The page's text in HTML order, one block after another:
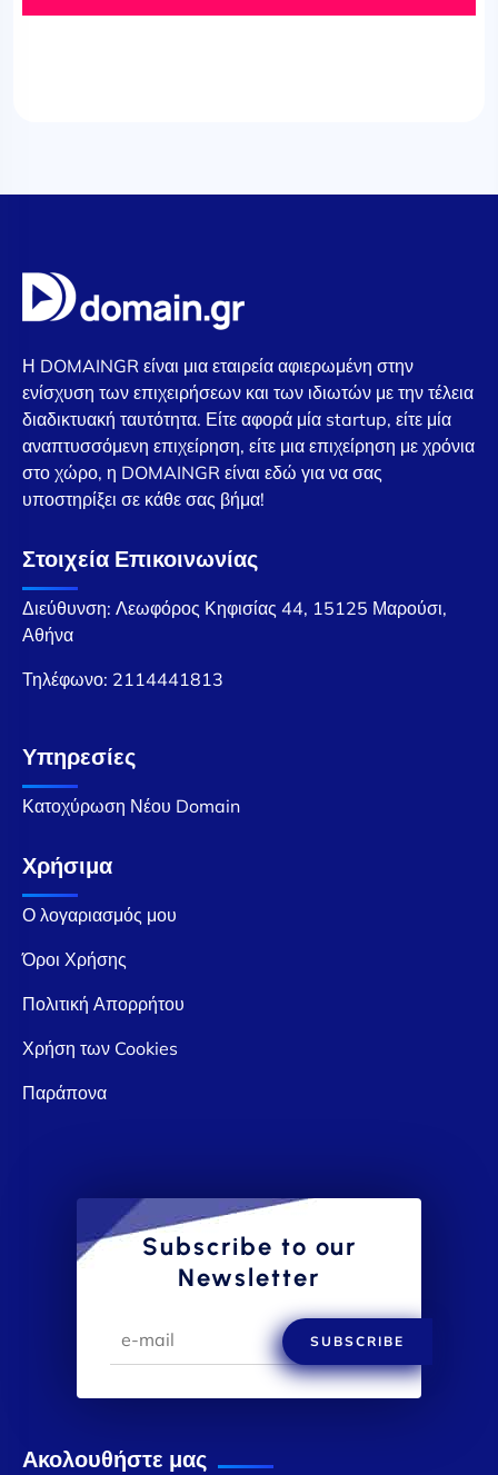
Η DOMAINGR είναι μια εταιρεία αφιερωμένη στην
ενίσχυση των επιχειρήσεων και των ιδιωτών με την τέλεια
διαδικτυακή ταυτότητα. Είτε αφορά μία startup, είτε μία
αναπτυσσόμενη επιχείρηση, είτε μια επιχείρηση με χρόνια
στο χώρο, η DOMAINGR είναι εδώ για να σας
υποστηρίξει σε κάθε σας βήμα!
Στοιχεία Επικοινωνίας
Διεύθυνση: Λεωφόρος Κηφισίας 44, 15125 Μαρούσι,
Αθήνα
Τηλέφωνο: 2114441813
Υπηρεσίες
Κατοχύρωση Νέου Domain
Χρήσιμα
Ο λογαριασμός μου
Όροι Χρήσης
Πολιτική Απορρήτου
Χρήση των Cookies
Παράπονα
Subscribe to our
Newsletter
SUBSCRIBE
Ακολουθήστε μας